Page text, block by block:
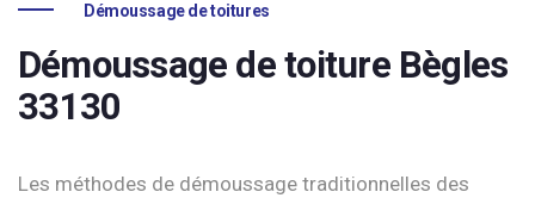
Démoussage de toitures
Démoussage de toiture Bègles
33130
Les méthodes de démoussage traditionnelles des